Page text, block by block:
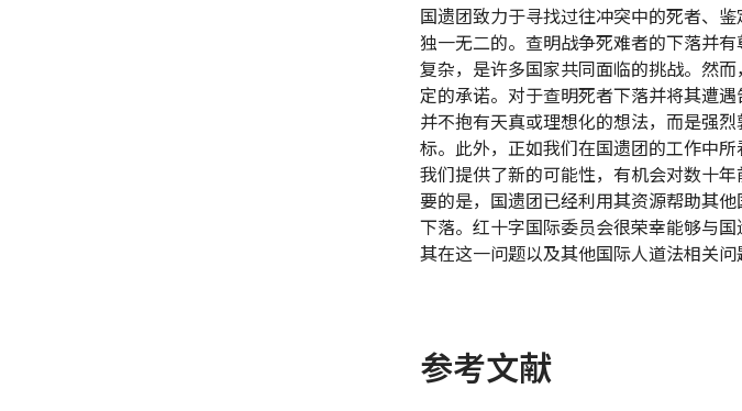
国遗团致力于寻找过往冲突中的死者、
独一无二的。查明战争死难者的下落并
复杂，是许多国家共同面临的挑战。然
定的承诺。对于查明死者下落并将其遭
并不抱有天真或理想化的想法，而是强
标。此外，正如我们在国遗团的工作中
我们提供了新的可能性，有机会对数十
要的是，国遗团已经利用其资源帮助其
下落。红十字国际委员会很荣幸能够与
其在这一问题以及其他国际人道法相关问
参考文献